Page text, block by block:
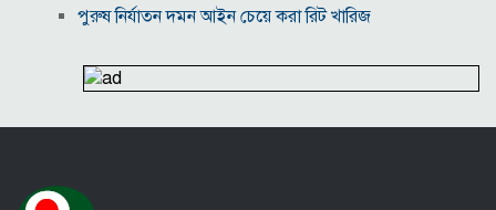
পুরুষ নির্যাতন দমন আইন চেয়ে করা রিট খারিজ
তল্লাশি
চৌম্বক রহস্য